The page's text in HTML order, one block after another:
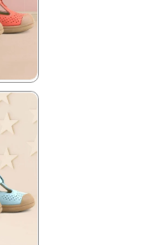
Ücretsiz
★
₺
Ücretsiz